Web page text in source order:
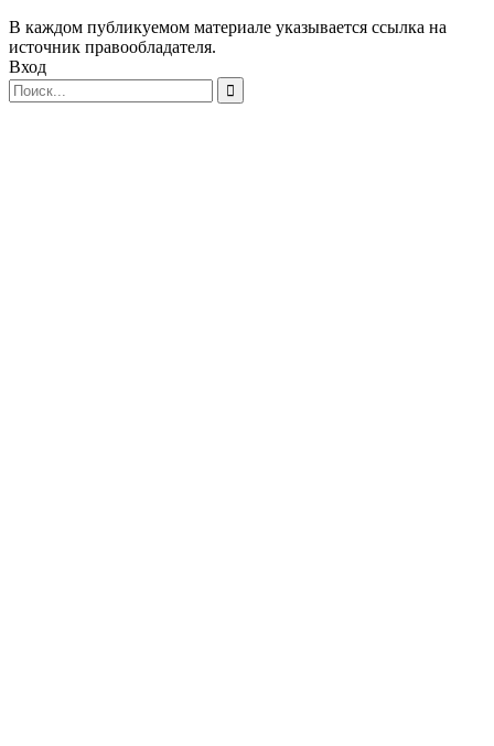
В каждом публикуемом материале указывается ссылка на
источник правообладателя.
Вход